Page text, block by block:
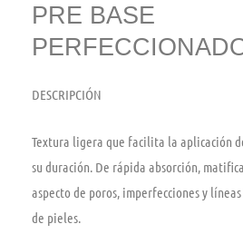
PRE BASE
DESCRIPCIÓN
Textura ligera que facilita la aplicación
su duración. De rápida absorción,
aspecto de poros, imperfecciones y
de pieles.